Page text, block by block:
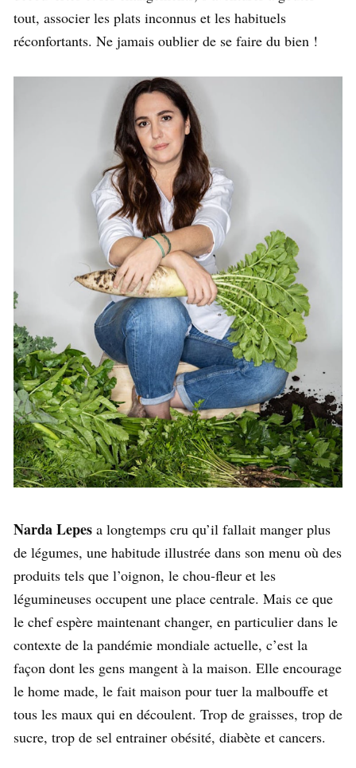
tout, associer les plats inconnus et les habituels
réconfortants. Ne jamais oublier de se faire du bien !
Narda Lepes a longtemps cru qu’il fallait manger plus
de légumes, une habitude illustrée dans son menu où des
produits tels que l’oignon, le chou-fleur et les
légumineuses occupent une place centrale. Mais ce que
le chef espère maintenant changer, en particulier dans le
contexte de la pandémie mondiale actuelle, c’est la
façon dont les gens mangent à la maison. Elle encourage
le home made, le fait maison pour tuer la malbouffe et
tous les maux qui en découlent. Trop de graisses, trop de
sucre, trop de sel entrainer obésité, diabète et cancers.